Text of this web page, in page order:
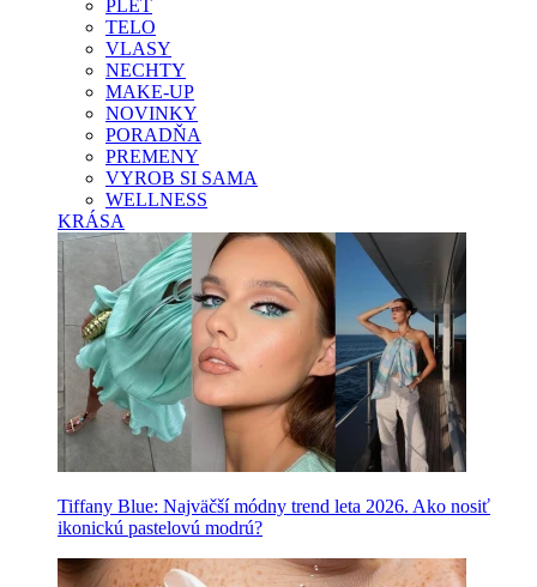
PLEŤ
TELO
VLASY
NECHTY
MAKE-UP
NOVINKY
PORADŇA
PREMENY
VYROB SI SAMA
WELLNESS
KRÁSA
Tiffany Blue: Najväčší módny trend leta 2026. Ako nosiť
ikonickú pastelovú modrú?